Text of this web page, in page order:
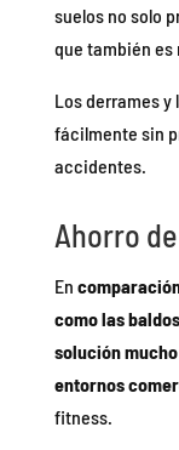
suelos no solo
que también es
Los derrames
fácilmente sin
accidentes.
Ahorro
En
como las
solución
entornos
fitness.